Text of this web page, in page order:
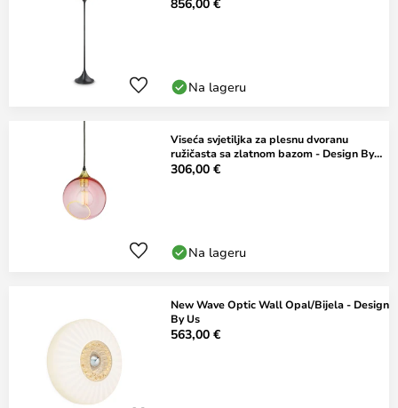
Na lageru
Viseća svjetiljka za plesnu dvoranu
ružičasta sa zlatnom bazom - Design By
Us
306,00 €
Na lageru
New Wave Optic Wall Opal/Bijela - Design
By Us
563,00 €